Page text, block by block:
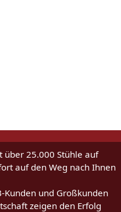
über 25.000 Stühle auf
auf den Weg nach Ihnen
Kunden und Großkunden
zeigen den Erfolg